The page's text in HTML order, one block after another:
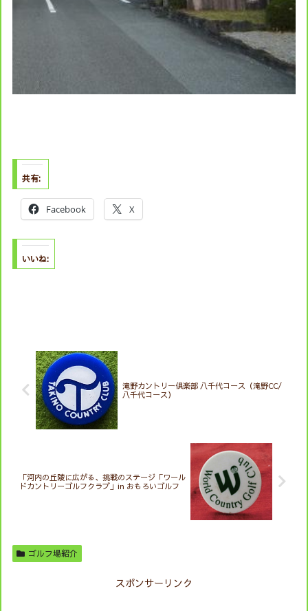
共有:
Facebook X
いいね:
滝野カントリー倶楽部 八千代コース（滝野CC/
八千代コース）
「河内の丘陵に広がる、挑戦のステージ「ワール
ドカントリーゴルフクラブ」in おもろいゴルフ
ゴルフ場紹介
スポンサーリンク